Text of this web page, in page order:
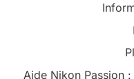
Aide Nikon Passion